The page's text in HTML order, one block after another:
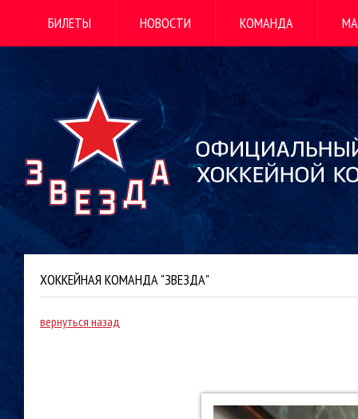
БИЛЕТЫ НОВОСТИ КОМАНДА
ХОККЕЙНАЯ КОМАНДА "ЗВЕЗДА"
вернуться назад